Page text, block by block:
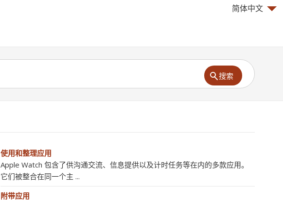
简体中文
搜索
使用和整理应用
Apple Watch 包含了供沟通交流、信息提供以及计时任务等在内的多款应用。
它们被整合在同一个主 ...
附带应用